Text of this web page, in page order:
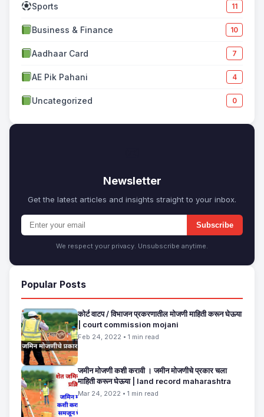
Sports 11
Business & Finance 10
Aadhaar Card 7
AE Pik Pahani 4
Uncategorized 0
Newsletter
Get the latest articles and insights straight to your inbox.
Subscribe
We respect your privacy. Unsubscribe anytime.
Popular Posts
कोर्ट वाटप / विभाजन प्रकरणातील मोजणी माहिती करून घेऊया
| court commission mojani
Feb 24, 2022 • 1 min read
जमीन मोजणी कशी करावी । जमीन मोजणीचे प्रकार चला
माहिती करून घेऊया | land record maharashtra
Mar 24, 2022 • 1 min read